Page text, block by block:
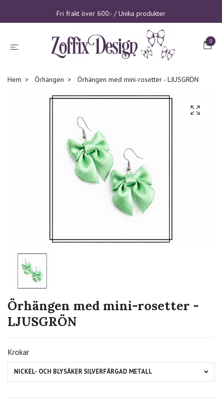
Fri frakt över 600:- / Unika produkter
0
Hem Örhängen Örhängen med mini-rosetter - LJUSGRÖN
Örhängen med mini-rosetter -
LJUSGRÖN
Krokar
NICKEL- OCH BLYSÄKER SILVERFÄRGAD METALL